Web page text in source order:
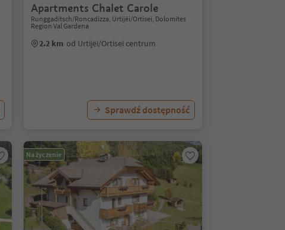
Apartments Chalet Carole
Runggaditsch/Roncadizza, Urtijëi/Ortisei, Dolomites
Region Val Gardena
2.2 km od Urtijëi/Ortisei centrum
Sprawdź dostępność
Na życzenie